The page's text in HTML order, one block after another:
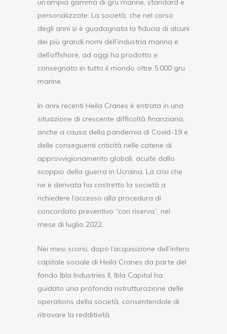
un’ampia gamma di gru marine, standard e
personalizzate. La società, che nel corso
degli anni si è guadagnata la fiducia di alcuni
dei più grandi nomi dell’industria marina e
dell’offshore, ad oggi ha prodotto e
consegnato in tutto il mondo oltre 5.000 gru
marine.
In anni recenti Heila Cranes è entrata in una
situazione di crescente difficoltà finanziaria,
anche a causa della pandemia di Covid-19 e
delle conseguenti criticità nelle catene di
approvvigionamento globali, acuite dallo
scoppio della guerra in Ucraina. La crisi che
ne è derivata ha costretto la società a
richiedere l’accesso alla procedura di
concordato preventivo “con riserva”, nel
mese di luglio 2022.
Nei mesi scorsi, dopo l’acquisizione dell’intero
capitale sociale di Heila Cranes da parte del
fondo Ibla Industries II, Ibla Capital ha
guidato una profonda ristrutturazione delle
operations della società, consentendole di
ritrovare la redditività.